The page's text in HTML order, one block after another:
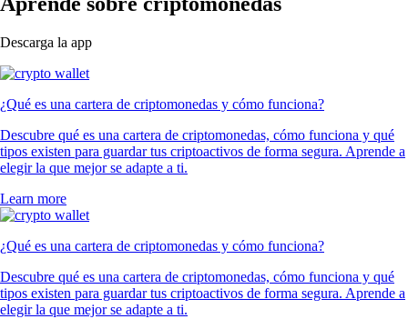
Descarga la app
¿Qué es una cartera de criptomonedas y cómo funciona?
Descubre qué es una cartera de criptomonedas, cómo funciona y qué
tipos existen para guardar tus criptoactivos de forma segura. Aprende a
elegir la que mejor se adapte a ti.
Learn more
¿Qué es una cartera de criptomonedas y cómo funciona?
Descubre qué es una cartera de criptomonedas, cómo funciona y qué
tipos existen para guardar tus criptoactivos de forma segura. Aprende a
elegir la que mejor se adapte a ti.